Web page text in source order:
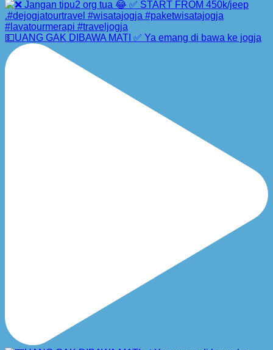
💵UANG GAK DIBAWA MATI ✅ Ya emang di bawa ke jogja